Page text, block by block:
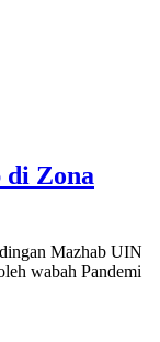
di Zona
Mazhab UIN
wabah Pandemi